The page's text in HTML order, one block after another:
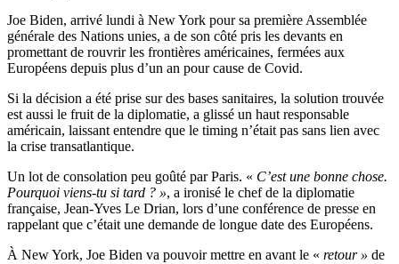
Joe Biden, arrivé lundi à New York pour sa première Assemblée
générale des Nations unies, a de son côté pris les devants en
promettant de rouvrir les frontières américaines, fermées aux
Européens depuis plus d’un an pour cause de Covid.
Si la décision a été prise sur des bases sanitaires, la solution trouvée
est aussi le fruit de la diplomatie, a glissé un haut responsable
américain, laissant entendre que le timing n’était pas sans lien avec
la crise transatlantique.
Un lot de consolation peu goûté par Paris. « C’est une bonne chose.
Pourquoi viens-tu si tard ? », a ironisé le chef de la diplomatie
française, Jean-Yves Le Drian, lors d’une conférence de presse en
rappelant que c’était une demande de longue date des Européens.
À New York, Joe Biden va pouvoir mettre en avant le « retour » de